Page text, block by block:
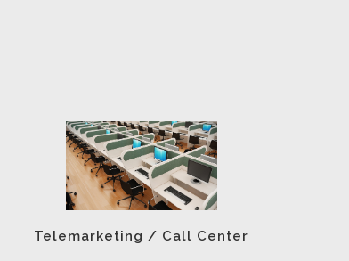
Telemarketing / Call Center